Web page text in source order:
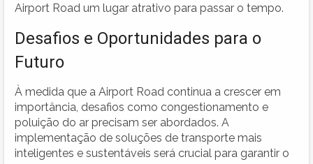
Airport Road um lugar atrativo para passar o tempo.
Desafios e Oportunidades para o
Futuro
À medida que a Airport Road continua a crescer em
importância, desafios como congestionamento e
poluição do ar precisam ser abordados. A
implementação de soluções de transporte mais
inteligentes e sustentáveis será crucial para garantir o